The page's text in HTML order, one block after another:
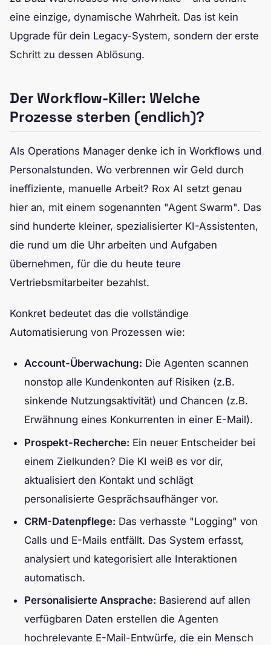
eine einzige, dynamische Wahrheit. Das ist kein
Upgrade für dein Legacy-System, sondern der erste
Schritt zu dessen Ablösung.
Der Workflow-Killer: Welche
Prozesse sterben (endlich)?
Als Operations Manager denke ich in Workflows und
Personalstunden. Wo verbrennen wir Geld durch
ineffiziente, manuelle Arbeit? Rox AI setzt genau
hier an, mit einem sogenannten "Agent Swarm". Das
sind hunderte kleiner, spezialisierter KI-Assistenten,
die rund um die Uhr arbeiten und Aufgaben
übernehmen, für die du heute teure
Vertriebsmitarbeiter bezahlst.
Konkret bedeutet das die vollständige
Automatisierung von Prozessen wie:
Account-Überwachung: Die Agenten scannen
nonstop alle Kundenkonten auf Risiken (z.B.
sinkende Nutzungsaktivität) und Chancen (z.B.
Erwähnung eines Konkurrenten in einer E-Mail).
Prospekt-Recherche: Ein neuer Entscheider bei
einem Zielkunden? Die KI weiß es vor dir,
aktualisiert den Kontakt und schlägt
personalisierte Gesprächsaufhänger vor.
CRM-Datenpflege: Das verhasste "Logging" von
Calls und E-Mails entfällt. Das System erfasst,
analysiert und kategorisiert alle Interaktionen
automatisch.
Personalisierte Ansprache: Basierend auf allen
verfügbaren Daten erstellen die Agenten
hochrelevante E-Mail-Entwürfe, die ein Mensch